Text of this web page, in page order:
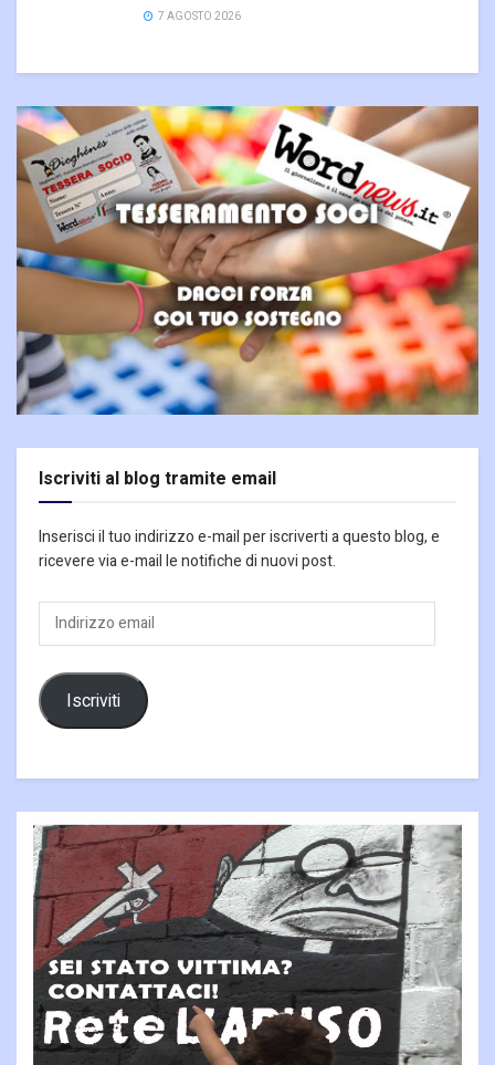
7 AGOSTO 2026
Iscriviti al blog tramite email
Inserisci il tuo indirizzo e-mail per iscriverti a questo blog, e
ricevere via e-mail le notifiche di nuovi post.
Indirizzo
email
Iscriviti